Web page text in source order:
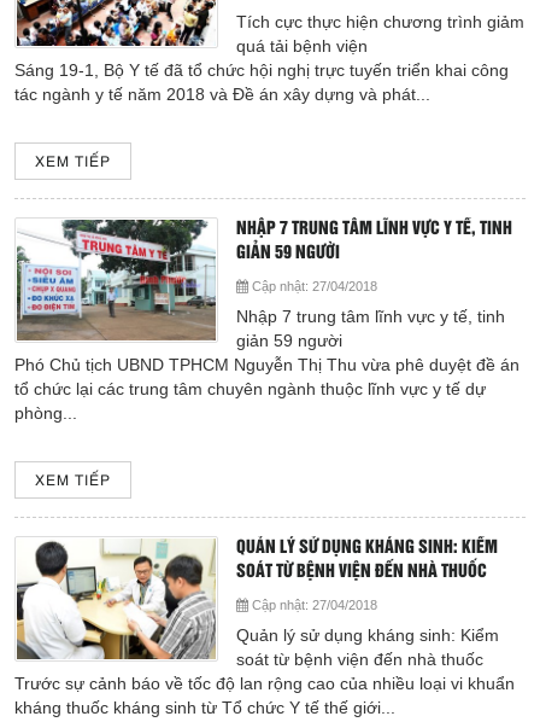
Tích cực thực hiện chương trình giảm
quá tải bệnh viện
Sáng 19-1, Bộ Y tế đã tổ chức hội nghị trực tuyến triển khai công
tác ngành y tế năm 2018 và Đề án xây dựng và phát...
XEM TIẾP
NHẬP 7 TRUNG TÂM LĨNH VỰC Y TẾ, TINH
GIẢN 59 NGƯỜI
Cập nhật: 27/04/2018
Nhập 7 trung tâm lĩnh vực y tế, tinh
giản 59 người
Phó Chủ tịch UBND TPHCM Nguyễn Thị Thu vừa phê duyệt đề án
tổ chức lại các trung tâm chuyên ngành thuộc lĩnh vực y tế dự
phòng...
XEM TIẾP
QUẢN LÝ SỬ DỤNG KHÁNG SINH: KIỂM
SOÁT TỪ BỆNH VIỆN ĐẾN NHÀ THUỐC
Cập nhật: 27/04/2018
Quản lý sử dụng kháng sinh: Kiểm
soát từ bệnh viện đến nhà thuốc
Trước sự cảnh báo về tốc độ lan rộng cao của nhiều loại vi khuẩn
kháng thuốc kháng sinh từ Tổ chức Y tế thế giới...